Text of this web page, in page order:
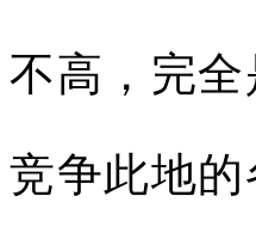
不高，完
竞争此地